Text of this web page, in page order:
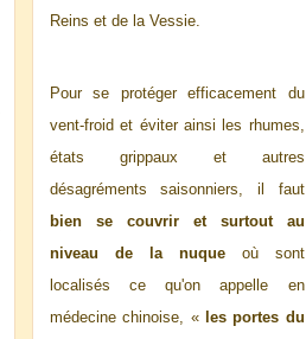
Reins et de la Vessie.
Pour se protéger efficacement du
vent-froid et éviter ainsi les rhumes,
états grippaux et autres
désagréments saisonniers, il faut
bien se couvrir et surtout au
niveau de la nuqueoù sont
localisés ce qu'on appelle en
médecine chinoise, « les portes du